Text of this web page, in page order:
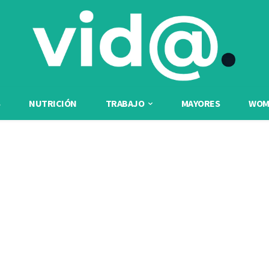
NUTRICIÓN TRABAJO MAYORES